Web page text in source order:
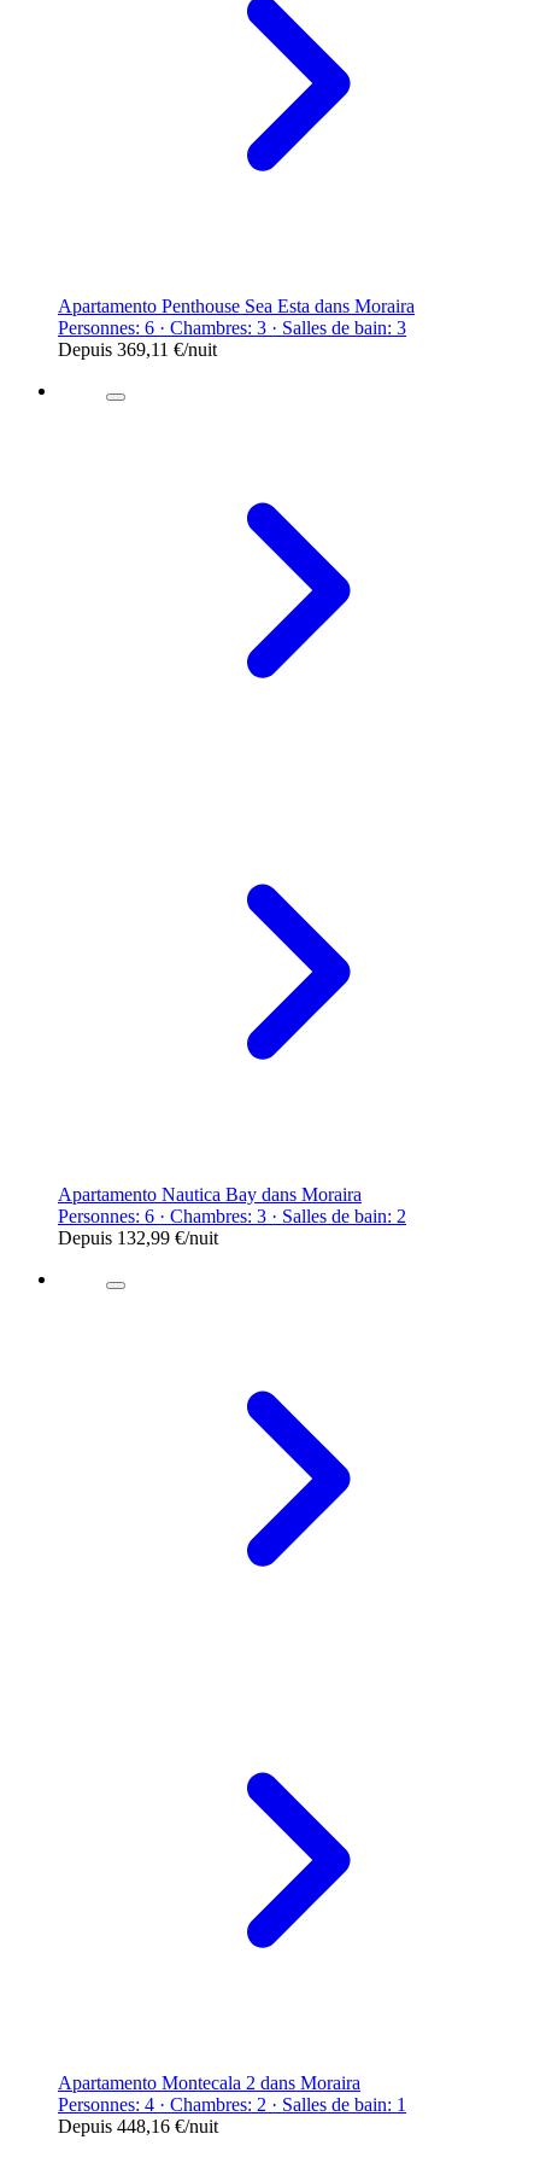
Apartamento Penthouse Sea Esta dans Moraira
Personnes: 6 · Chambres: 3 · Salles de bain: 3
Depuis 369,11 €/nuit
Apartamento Nautica Bay dans Moraira
Personnes: 6 · Chambres: 3 · Salles de bain: 2
Depuis 132,99 €/nuit
Apartamento Montecala 2 dans Moraira
Personnes: 4 · Chambres: 2 · Salles de bain: 1
Depuis 448,16 €/nuit